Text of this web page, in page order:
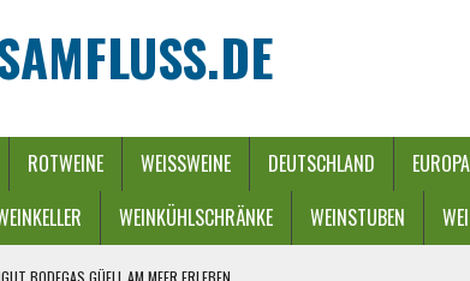
ROTWEINE WEISSWEINE DEUTSCHLAND EUROPA
WEINKÜHLSCHRÄNKE WEINSTUBEN
BODEGAS GÜELL AM MEER ERLEBEN